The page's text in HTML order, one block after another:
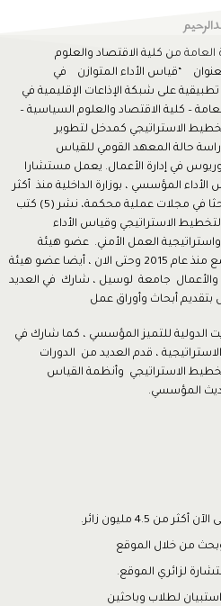
العامة من كلية الاقتصاد والعلوم
“قياس الأداء المتوازن في
على شبكة الإذاعات الإقليمية في
– كلية الاقتصاد والعلوم السياسية –
الاستراتيجي كمدخل لتطوير
حالة المعهد القومي للقياس
في إدارة الأعمال. يعمل مستشارا
المؤسسي ، بوزارة الداخلية منذ أكثر
من ستة عاما ، نشر (13) بحثا في مجلات عملية محكمة، نشر (5) كتب
الاستراتيجي وقياس الأداء
العمل الأمني. عضو هيئة
تدريس منتدب بكلية المجتمع منذ عام 2015 وحتى الان ، أيضا عضو هيئة
والأعمال جامعة لوسيل ، شارك في العديد
أبحاث وأوراق عمل
الدولية للتميز المؤسسي ، كما شارك في
الاستراتيجية ، قدم العديد من الدورات
الاستراتيجي وأنظمة القياس
المؤسسي.
من 4.5 مليون زائر.